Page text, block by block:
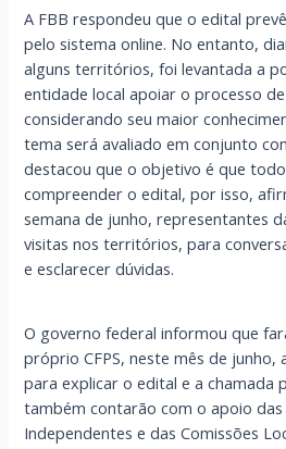
A FBB respondeu que o edital
pelo sistema online. No entanto,
alguns territórios, foi levantada a
entidade local apoiar o processo
considerando seu maior
tema será avaliado em conjunto
destacou que o objetivo é que
compreender o edital, por isso,
semana de junho, representantes
visitas nos territórios, para
e esclarecer dúvidas.
O governo federal informou que
próprio CFPS, neste mês de junho,
para explicar o edital e a chamada
também contarão com o apoio das
Independentes e das Comissões